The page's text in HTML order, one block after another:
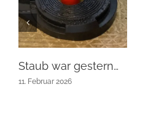
Staub war gestern…
11. Februar 2026